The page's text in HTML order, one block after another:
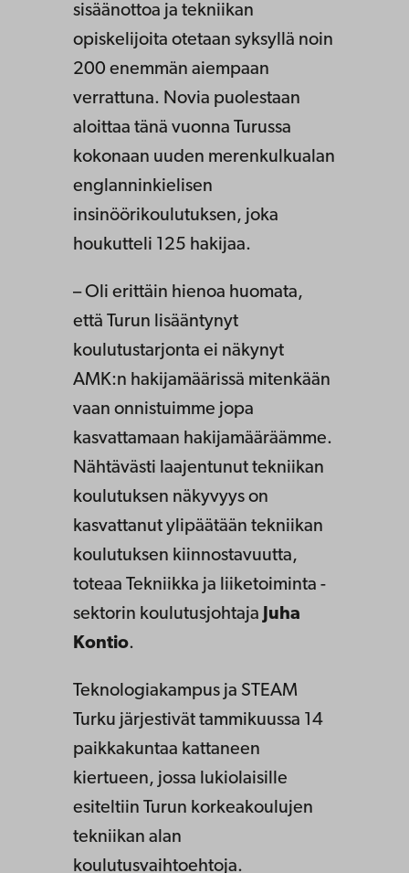
sisäänottoa ja tekniikan
opiskelijoita otetaan syksyllä noin
200 enemmän aiempaan
verrattuna. Novia puolestaan
aloittaa tänä vuonna Turussa
kokonaan uuden merenkulkualan
englanninkielisen
insinöörikoulutuksen, joka
houkutteli 125 hakijaa.
– Oli erittäin hienoa huomata,
että Turun lisääntynyt
koulutustarjonta ei näkynyt
AMK:n hakijamäärissä mitenkään
vaan onnistuimme jopa
kasvattamaan hakijamääräämme.
Nähtävästi laajentunut tekniikan
koulutuksen näkyvyys on
kasvattanut ylipäätään tekniikan
koulutuksen kiinnostavuutta,
toteaa Tekniikka ja liiketoiminta -
sektorin koulutusjohtaja Juha
Kontio.
Teknologiakampus ja STEAM
Turku järjestivät tammikuussa 14
paikkakuntaa kattaneen
kiertueen, jossa lukiolaisille
esiteltiin Turun korkeakoulujen
tekniikan alan
koulutusvaihtoehtoja.